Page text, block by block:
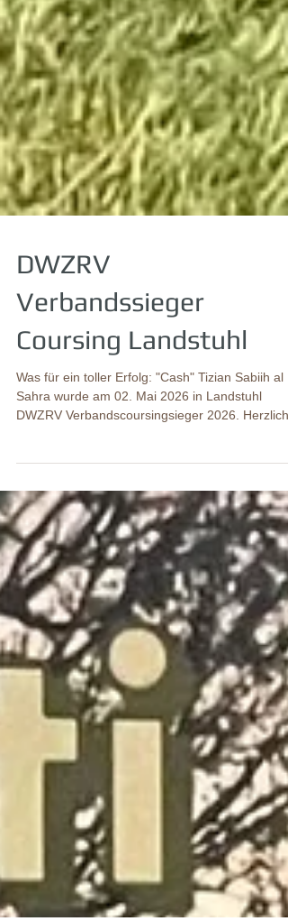
DWZRV
Verbandssieger
Coursing Landstuhl
DWZRV Verbandscoursingsieger 2026.
Glückwunsch an Elvira und Reiner. "Cash" Tizian
Sabiih al Sahra DWZRV Verbandscoursingsieger
2026